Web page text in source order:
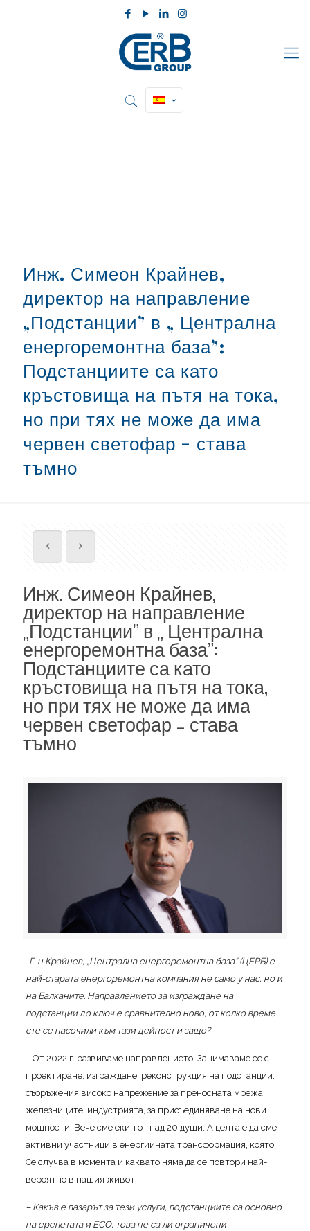
Инж. Симеон Крайнев,
директор на направление
„Подстанции” в „ Централна
енергоремонтна база”:
Подстанциите са като
кръстовища на пътя на тока,
но при тях не може да има
червен светофар – става
тъмно
Инж. Симеон Крайнев,
директор на направление
„Подстанции” в „ Централна
енергоремонтна база”:
Подстанциите са като
кръстовища на пътя на тока,
но при тях не може да има
червен светофар – става
тъмно
-Г-н Крайнев, „Централна енергоремонтна база” (ЦЕРБ) е
най-старата енергоремонтна компания не само у нас, но и
на Балканите. Направлението за изграждане на
подстанции до ключ е сравнително ново, от колко време
сте се насочили към тази дейност и защо?
– От 2022 г. развиваме направлението. Занимаваме се с
проектиране, изграждане, реконструкция на подстанции,
съоръжения високо напрежение за преносната мрежа,
железниците, индустрията, за присъединяване на нови
мощности. Вече сме екип от над 20 души. А целта е да сме
активни участници в енергийната трансформация, която
Се случва в момента и каквато няма да се повтори най-
вероятно в нашия живот.
– Какъв е пазарът за тези услуги, подстанциите са основно
на ерепетата и ЕСО, това не са ли ограничени